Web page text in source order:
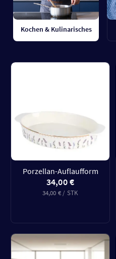
Kochen & Kulinarisches
Porzellan-Auflaufform
34,00 €
34,00 € / STK